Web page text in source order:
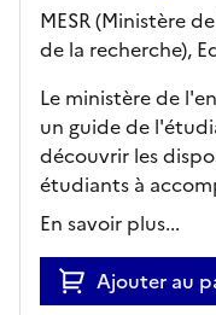
MESR (Ministère
de la recherche),
Le ministère de
un guide de
découvrir les
étudiants à
En savoir plus...
Ajouter au